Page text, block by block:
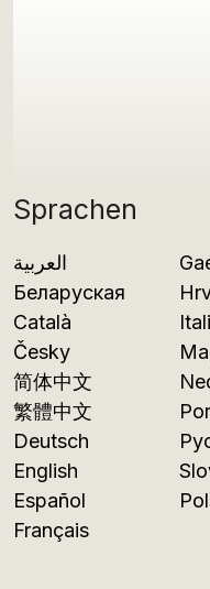
Sprachen
العربية
Беларуская
Català
Česky
简体中文
繁體中文
Deutsch
English
Español
Français